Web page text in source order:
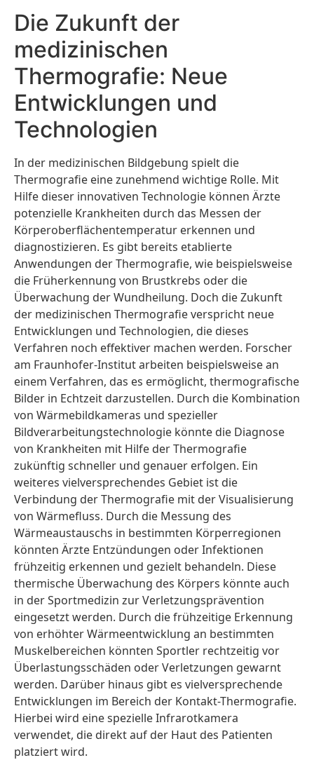
Die Zukunft der
medizinischen
Thermografie: Neue
Entwicklungen und
Technologien
In der medizinischen Bildgebung spielt die
Thermografie eine zunehmend wichtige Rolle. Mit
Hilfe dieser innovativen Technologie können Ärzte
potenzielle Krankheiten durch das Messen der
Körperoberflächentemperatur erkennen und
diagnostizieren. Es gibt bereits etablierte
Anwendungen der Thermografie, wie beispielsweise
die Früherkennung von Brustkrebs oder die
Überwachung der Wundheilung. Doch die Zukunft
der medizinischen Thermografie verspricht neue
Entwicklungen und Technologien, die dieses
Verfahren noch effektiver machen werden. Forscher
am Fraunhofer-Institut arbeiten beispielsweise an
einem Verfahren, das es ermöglicht, thermografische
Bilder in Echtzeit darzustellen. Durch die Kombination
von Wärmebildkameras und spezieller
Bildverarbeitungstechnologie könnte die Diagnose
von Krankheiten mit Hilfe der Thermografie
zukünftig schneller und genauer erfolgen. Ein
weiteres vielversprechendes Gebiet ist die
Verbindung der Thermografie mit der Visualisierung
von Wärmefluss. Durch die Messung des
Wärmeaustauschs in bestimmten Körperregionen
könnten Ärzte Entzündungen oder Infektionen
frühzeitig erkennen und gezielt behandeln. Diese
thermische Überwachung des Körpers könnte auch
in der Sportmedizin zur Verletzungsprävention
eingesetzt werden. Durch die frühzeitige Erkennung
von erhöhter Wärmeentwicklung an bestimmten
Muskelbereichen könnten Sportler rechtzeitig vor
Überlastungsschäden oder Verletzungen gewarnt
werden. Darüber hinaus gibt es vielversprechende
Entwicklungen im Bereich der Kontakt-Thermografie.
Hierbei wird eine spezielle Infrarotkamera
verwendet, die direkt auf der Haut des Patienten
platziert wird.